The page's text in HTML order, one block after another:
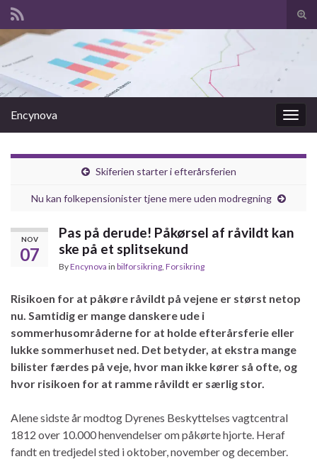
Search for:
Encynova
Skiferien starter i efterårsferien
Nu kan folkepensionister tjene mere uden modregning
NOV
07
Pas på derude! Påkørsel af råvildt kan
ske på et splitsekund
ByEncynova in bilforsikring Forsikring
Risikoen for at påkøre råvildt på vejene er størst netop
nu. Samtidig er mange danskere ude i
sommerhusområderne for at holde efterårsferie eller
lukke sommerhuset ned. Det betyder, at ekstra mange
bilister færdes på veje, hvor man ikke kører så ofte, og
hvor risikoen for at ramme råvildt er særlig stor.
Alene sidste år modtog Dyrenes Beskyttelses vagtcentral
1812 over 10.000 henvendelser om påkørte hjorte. Heraf
fandt en tredjedel sted i oktober, november og december.